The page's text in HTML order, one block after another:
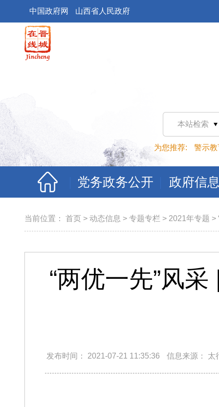
中国政府网 山西省人民政府
本站检索
为您推荐: 警示教
党务政务公开 政府信
当前位置： 首页 > 动态信息 > 专题专栏 > 2021年专题 >
“两优一先”风
发布时间： 2021-07-21 11:35:36 信息来源： 太